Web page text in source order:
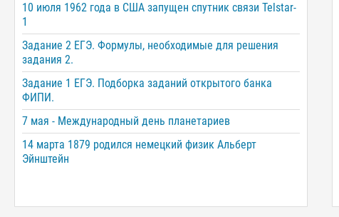
10 июля 1962 года в США запущен спутник связи Telstar-
1
Задание 2 ЕГЭ. Формулы, необходимые для решения
задания 2.
Задание 1 ЕГЭ. Подборка заданий открытого банка
ФИПИ.
7 мая - Международный день планетариев
14 марта 1879 родился немецкий физик Альберт
Эйнштейн